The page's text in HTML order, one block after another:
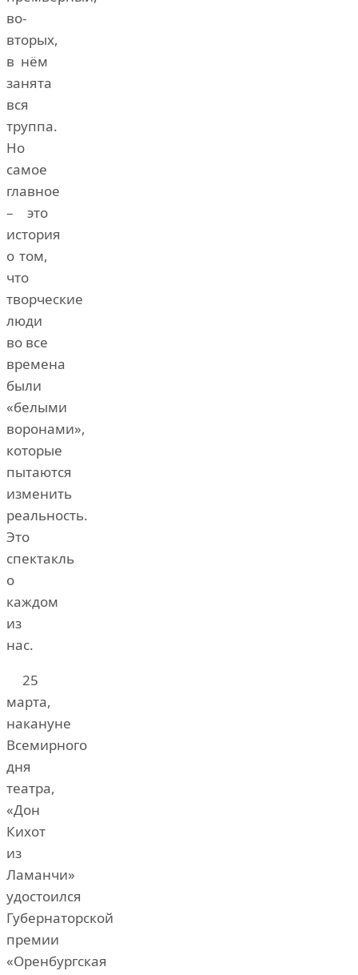
во-
вторых,
в нём
занята
вся
труппа.
Но
самое
главное
– это
история
о том,
что
творческие
люди
во все
времена
были
«белыми
воронами»,
которые
пытаются
изменить
реальность.
Это
спектакль
о
каждом
из
нас.
25
марта,
накануне
Всемирного
дня
театра,
«Дон
Кихот
из
Ламанчи»
удостоился
Губернаторской
премии
«Оренбургская